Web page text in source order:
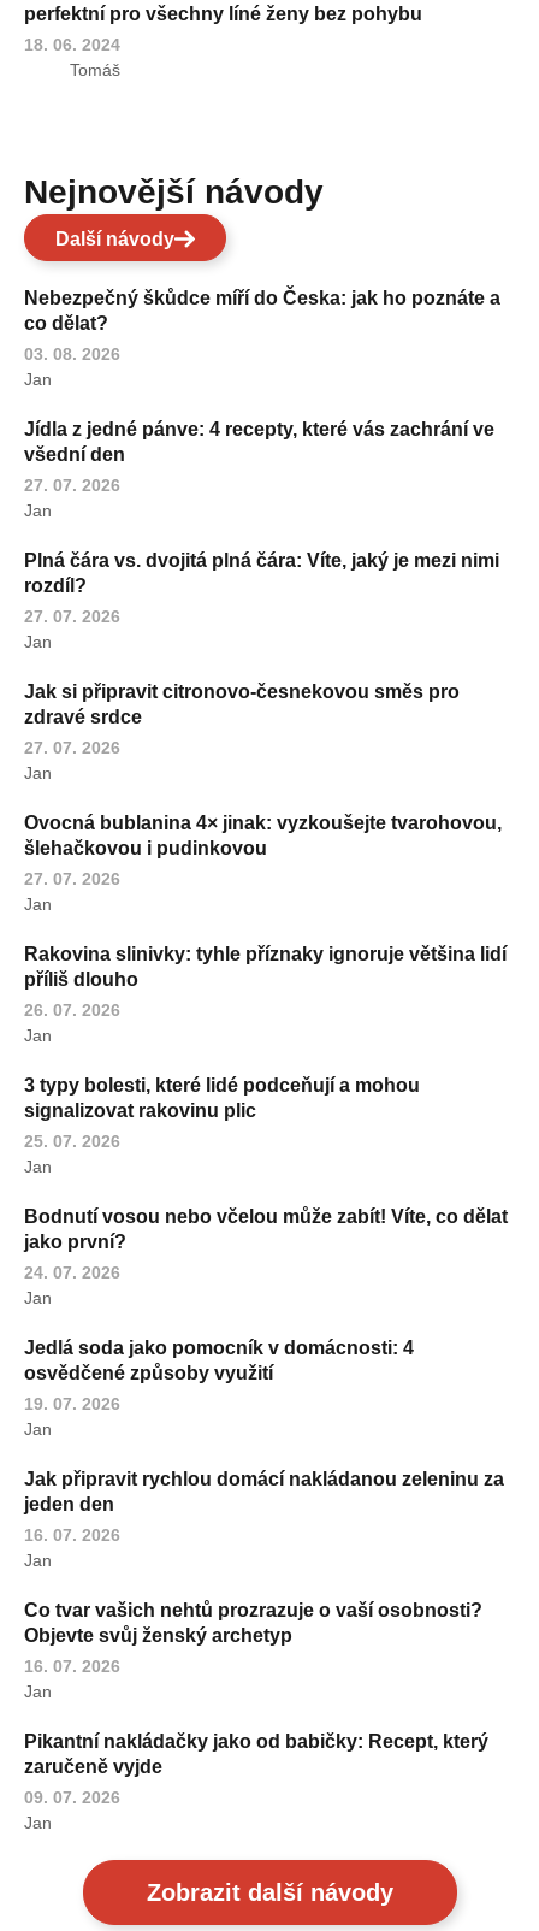
perfektní pro všechny líné ženy bez pohybu
18. 06. 2024
Tomáš
Nejnovější návody
Další návody
Nebezpečný škůdce míří do Česka: jak ho poznáte a
co dělat?
03. 08. 2026
Jan
Jídla z jedné pánve: 4 recepty, které vás zachrání ve
všední den
27. 07. 2026
Jan
Plná čára vs. dvojitá plná čára: Víte, jaký je mezi nimi
rozdíl?
27. 07. 2026
Jan
Jak si připravit citronovo-česnekovou směs pro
zdravé srdce
27. 07. 2026
Jan
Ovocná bublanina 4× jinak: vyzkoušejte tvarohovou,
šlehačkovou i pudinkovou
27. 07. 2026
Jan
Rakovina slinivky: tyhle příznaky ignoruje většina lidí
příliš dlouho
26. 07. 2026
Jan
3 typy bolesti, které lidé podceňují a mohou
signalizovat rakovinu plic
25. 07. 2026
Jan
Bodnutí vosou nebo včelou může zabít! Víte, co dělat
jako první?
24. 07. 2026
Jan
Jedlá soda jako pomocník v domácnosti: 4
osvědčené způsoby využití
19. 07. 2026
Jan
Jak připravit rychlou domácí nakládanou zeleninu za
jeden den
16. 07. 2026
Jan
Co tvar vašich nehtů prozrazuje o vaší osobnosti?
Objevte svůj ženský archetyp
16. 07. 2026
Jan
Pikantní nakládačky jako od babičky: Recept, který
zaručeně vyjde
09. 07. 2026
Jan
Zobrazit další návody